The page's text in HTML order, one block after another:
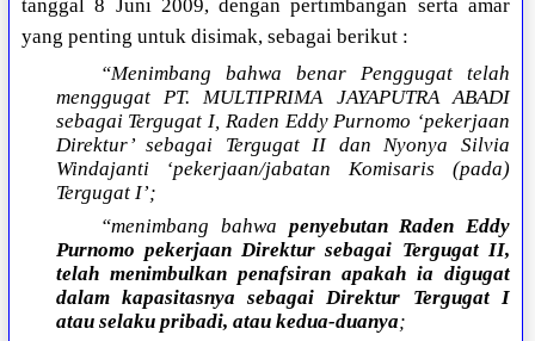
tanggal 8 Juni 2009, dengan pertimbangan serta amar
yang penting untuk disimak, sebagai berikut :
“Menimbang bahwa benar Penggugat telah
menggugat PT. MULTIPRIMA JAYAPUTRA ABADI
sebagai Tergugat I, Raden Eddy Purnomo ‘pekerjaan
Direktur’ sebagai Tergugat II dan Nyonya Silvia
Windajanti ‘pekerjaan/jabatan Komisaris (pada)
Tergugat I’;
“menimbang bahwa penyebutan Raden Eddy
Purnomo pekerjaan Direktur sebagai Tergugat II,
telah menimbulkan penafsiran apakah ia digugat
dalam kapasitasnya sebagai Direktur Tergugat I
atau selaku pribadi, atau kedua-duanya;